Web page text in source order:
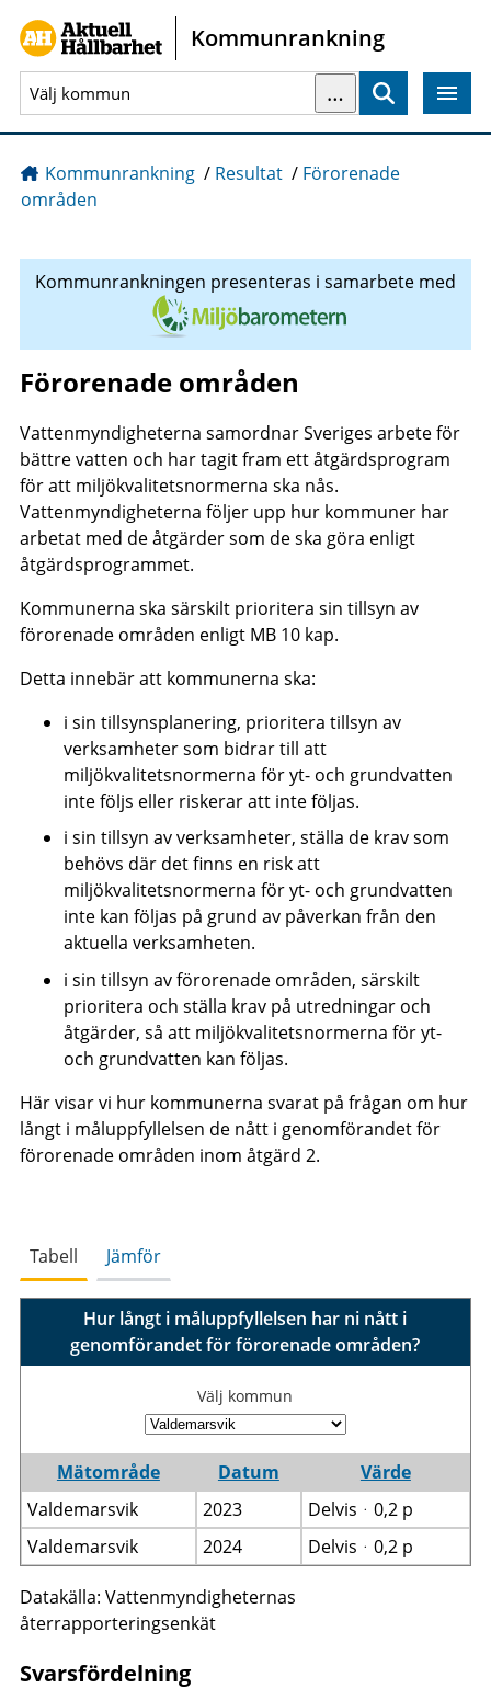
Gå direkt till sidans innehåll
Kommunrankning
…
Kommunrankning / Resultat / Förorenade
områden
Kommunrankningen presenteras i samarbete med
Förorenade områden
Vattenmyndigheterna samordnar Sveriges arbete för
bättre vatten och har tagit fram ett åtgärdsprogram
för att miljökvalitetsnormerna ska nås.
Vattenmyndigheterna följer upp hur kommuner har
arbetat med de åtgärder som de ska göra enligt
åtgärdsprogrammet.
Kommunerna ska särskilt prioritera sin tillsyn av
förorenade områden enligt MB 10 kap.
Detta innebär att kommunerna ska:
i sin tillsynsplanering, prioritera tillsyn av
verksamheter som bidrar till att
miljökvalitetsnormerna för yt- och grundvatten
inte följs eller riskerar att inte följas.
i sin tillsyn av verksamheter, ställa de krav som
behövs där det finns en risk att
miljökvalitetsnormerna för yt- och grundvatten
inte kan följas på grund av påverkan från den
aktuella verksamheten.
i sin tillsyn av förorenade områden, särskilt
prioritera och ställa krav på utredningar och
åtgärder, så att miljökvalitetsnormerna för yt-
och grundvatten kan följas.
Här visar vi hur kommunerna svarat på frågan om hur
långt i måluppfyllelsen de nått i genomförandet för
förorenade områden inom åtgärd 2.
Tabell Jämför
Hur långt i måluppfyllelsen har ni nått i
genomförandet för förorenade områden?
Välj kommun
Mätområde Datum
Värde
Valdemarsvik
2023
Delvisᆞ0,2 p
Valdemarsvik
2024 Delvisᆞ0,2 p
Datakälla: Vattenmyndigheternas
återrapporteringsenkät
Svarsfördelning